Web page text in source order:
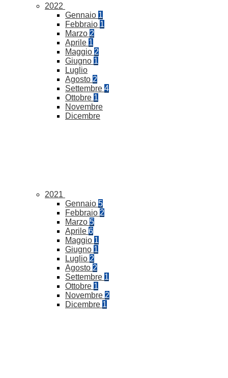
2022
Gennaio 1
Febbraio 1
Marzo 2
Aprile 1
Maggio 2
Giugno 1
Luglio
Agosto 2
Settembre 4
Ottobre 1
Novembre
Dicembre
2021
Gennaio 5
Febbraio 2
Marzo 5
Aprile 6
Maggio 1
Giugno 1
Luglio 2
Agosto 2
Settembre 1
Ottobre 1
Novembre 2
Dicembre 1